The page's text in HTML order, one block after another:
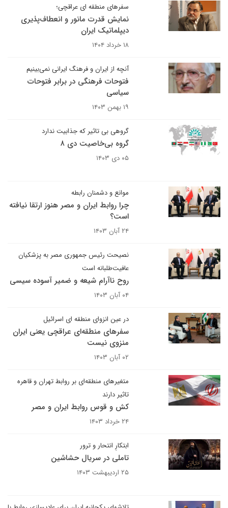
سفرهای منطقه ای عراقچی؛
نمایش قدرت مانور و انعطاف‌پذیری
دیپلماتیک ایران
۱۸ خرداد ۱۴۰۴
آنچه از ایران و فرهنگ ایرانی نمی‌بینیم
فتوحات فرهنگی در برابر فتوحات
سیاسی
۱۹ بهمن ۱۴۰۳
گروهی بی تاثیر که جذابیت ندارد
گروه بی‌خاصیت دی ۸
۰۵ دی ۱۴۰۳
موانع و دشمنان رابطه
چرا روابط ایران و مصر هنوز ارتقا نیافته
است؟
۲۴ آبان ۱۴۰۳
نصیحت رئیس جمهوری مصر به پزشکیان
عافیت‌طلبانه است
روح ناآرام شیعه و ضمیر آسوده سیسی
۰۴ آبان ۱۴۰۳
در عین انزوای منطقه ای اسرائیل
سفرهای منطقه‌ای عراقچی یعنی ایران
منزوی نیست
۰۲ آبان ۱۴۰۳
متغیرهای منطقه‌ای بر روابط تهران و قاهره
تاثیر دارند
کش و قوس روابط ایران و مصر
۲۴ خرداد ۱۴۰۳
ابتکارِ انتحار و ترور
تاملی در سریال حشاشین
۲۵ اردیبهشت ۱۴۰۳